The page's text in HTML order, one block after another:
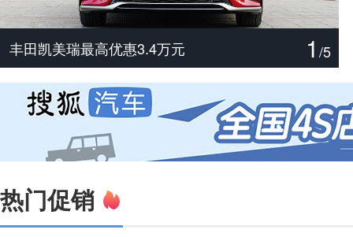
[新车相对论]点评尊界V800/V680
主打配置诚意 解读腾势Z9S
丰田汉兰达最高优惠3万元
捷豹XFL最高优惠19.48万元
宝马X3最高优惠3万元
丰田凯美瑞最高优惠3.4万元 1 /5
热门促销